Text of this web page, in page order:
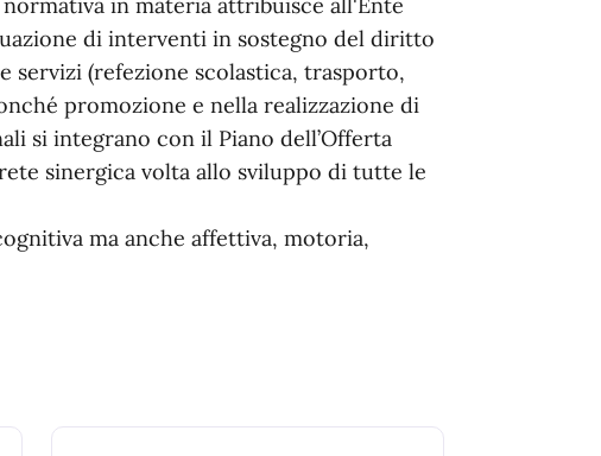
di interventi in sostegno del diritto
servizi (refezione scolastica, trasporto,
promozione e nella realizzazione di
si integrano con il Piano dell’Offerta
sinergica volta allo sviluppo di tutte le
ma anche affettiva, motoria,